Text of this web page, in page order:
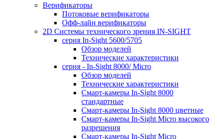
Верификаторы
Потоковые верификаторы
Офф-лайн верификаторы
2D Системы технического зрения IN-SIGHT
серия In-Sight 5600/5705
Обзор моделей
Технические характеристики
серия - In-Sight 8000/ Micro
Обзор моделей
Технические характеристики
Смарт-камеры In-Sight 8000
стандартные
Смарт-камеры In-Sight 8000 цветные
Смарт-камеры In-Sight Micro высокого
разрешения
Cмарт-камеры In-Sight Micro